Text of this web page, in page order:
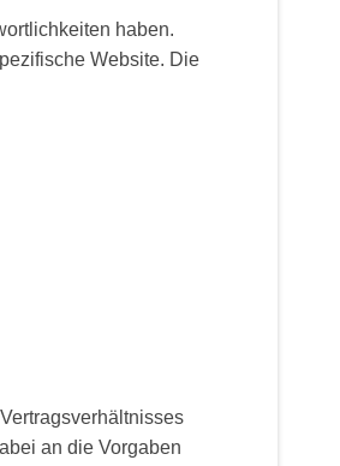
haben.
Website. Die
an die Vorgaben